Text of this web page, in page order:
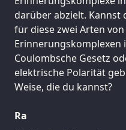
darüber abzielt. Kannst
für diese zwei Arten
Erinnerungskomplexen
Coulombsche Gesetz
elektrische Polarität
Weise, die du kannst?
Ra